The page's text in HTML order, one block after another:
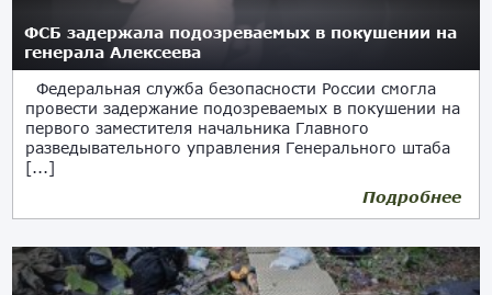
ФСБ задержала подозреваемых в покушении на
генерала Алексеева
Федеральная служба безопасности России смогла
провести задержание подозреваемых в покушении на
первого заместителя начальника Главного
разведывательного управления Генерального штаба
[...]
Подробнее